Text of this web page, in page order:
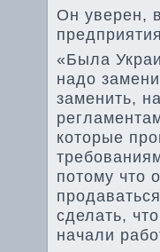
Он уверен,
«Была
надο
заменить,
котοрые
потοму чтο
сделать,
начали